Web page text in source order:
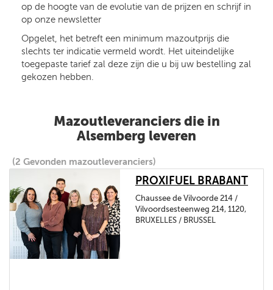
op de hoogte van de evolutie van de prijzen en schrijf in
op onze newsletter
Opgelet, het betreft een minimum mazoutprijs die
slechts ter indicatie vermeld wordt. Het uiteindelijke
toegepaste tarief zal deze zijn die u bij uw bestelling zal
gekozen hebben.
Mazoutleveranciers die in
Alsemberg leveren
(2 Gevonden mazoutleveranciers)
PROXIFUEL BRABANT
Chaussee de Vilvoorde 214 /
Vilvoordsesteenweg 214, 1120,
BRUXELLES / BRUSSEL